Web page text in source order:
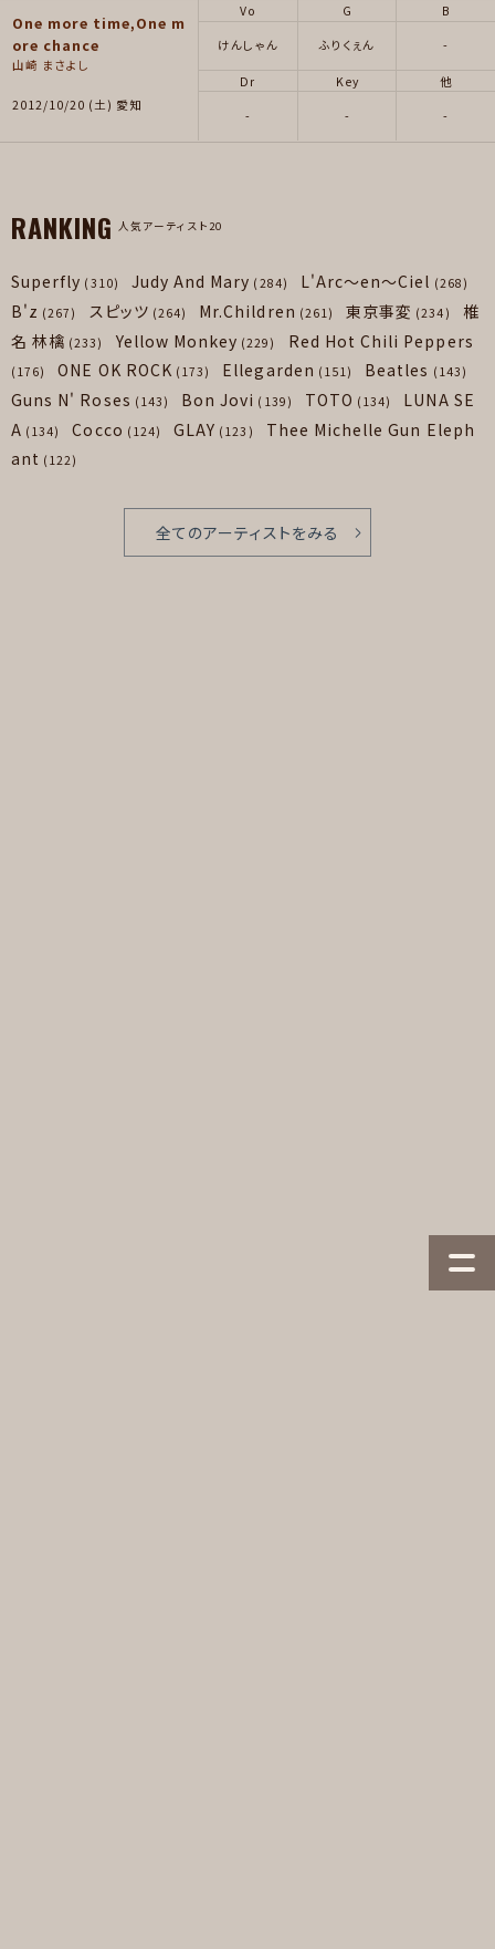
One more time,One m
ore chance
山崎 まさよし
2012/10/20 (土) 愛知
Vo
けんしゃん
G
ふりくぇん
B
-
Dr
-
Key
-
他
-
RANKING 人気アーティスト20
Superfly (310) Judy And Mary (284) L'Arc～en～Ciel (268)
B'z (267) スピッツ (264) Mr.Children (261) 東京事変 (234)
椎
名 林檎 (233) Yellow Monkey (229) Red Hot Chili Peppers
(176) ONE OK ROCK (173) Ellegarden (151) Beatles (143)
Guns N' Roses (143) Bon Jovi (139) TOTO (134)
LUNA SE
A (134) Cocco (124) GLAY (123)
Thee Michelle Gun Eleph
ant (122)
全てのアーティストをみる